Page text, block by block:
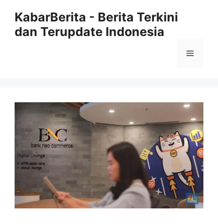
KabarBerita - Berita Terkini
dan Terupdate Indonesia
Menu